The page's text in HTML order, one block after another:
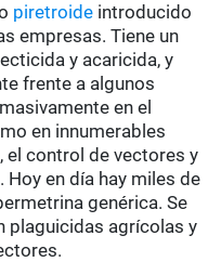
piretroide introducido
empresas. Tiene un
y acaricida, y
frente a algunos
en el
en innumerables
el control de vectores y
Hoy en día hay miles de
genérica. Se
plaguicidas agrícolas y